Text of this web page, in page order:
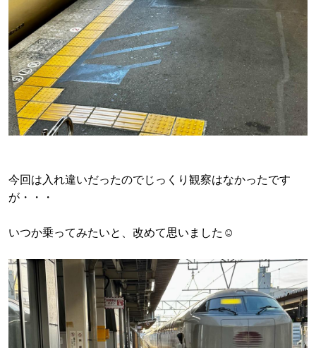
今回は入れ違いだったのでじっくり観察はなかったです
が・・・
いつか乗ってみたいと、改めて思いました☺️